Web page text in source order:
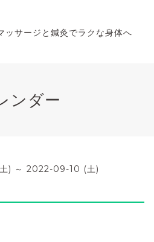
サージと鍼灸でラクな身体へ
ンダー
) ～ 2022-09-10 (土)